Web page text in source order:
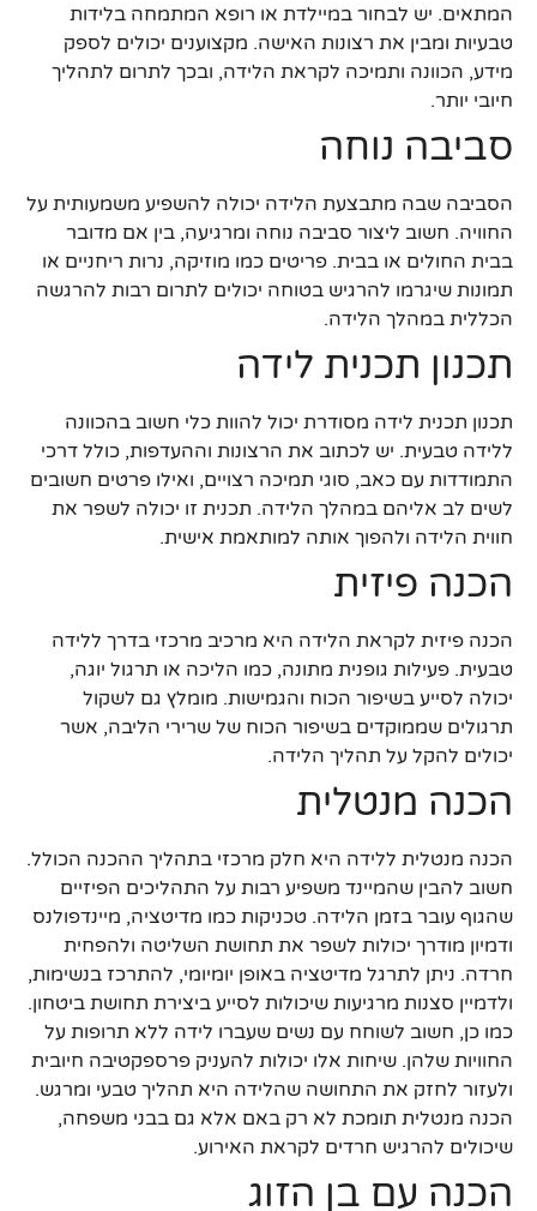
המתאים. יש לבחור במיילדת או רופא המתמחה בלידות
טבעיות ומבין את רצונות האישה. מקצוענים יכולים לספק
מידע, הכוונה ותמיכה לקראת הלידה, ובכך לתרום לתהליך
חיובי יותר.
סביבה נוחה
הסביבה שבה מתבצעת הלידה יכולה להשפיע משמעותית על
החוויה. חשוב ליצור סביבה נוחה ומרגיעה, בין אם מדובר
בבית החולים או בבית. פריטים כמו מוזיקה, נרות ריחניים או
תמונות שיגרמו להרגיש בטוחה יכולים לתרום רבות להרגשה
הכללית במהלך הלידה.
תכנון תכנית לידה
תכנון תכנית לידה מסודרת יכול להוות כלי חשוב בהכוונה
ללידה טבעית. יש לכתוב את הרצונות וההעדפות, כולל דרכי
התמודדות עם כאב, סוגי תמיכה רצויים, ואילו פרטים חשובים
לשים לב אליהם במהלך הלידה. תכנית זו יכולה לשפר את
חווית הלידה ולהפוך אותה למותאמת אישית.
הכנה פיזית
הכנה פיזית לקראת הלידה היא מרכיב מרכזי בדרך ללידה
טבעית. פעילות גופנית מתונה, כמו הליכה או תרגול יוגה,
יכולה לסייע בשיפור הכוח והגמישות. מומלץ גם לשקול
תרגולים שממוקדים בשיפור הכוח של שרירי הליבה, אשר
יכולים להקל על תהליך הלידה.
הכנה מנטלית
הכנה מנטלית ללידה היא חלק מרכזי בתהליך ההכנה הכולל.
חשוב להבין שהמיינד משפיע רבות על התהליכים הפיזיים
שהגוף עובר בזמן הלידה. טכניקות כמו מדיטציה, מיינדפולנס
ודמיון מודרך יכולות לשפר את תחושת השליטה ולהפחית
חרדה. ניתן לתרגל מדיטציה באופן יומיומי, להתרכז בנשימות,
ולדמיין סצנות מרגיעות שיכולות לסייע ביצירת תחושת ביטחון.
כמו כן, חשוב לשוחח עם נשים שעברו לידה ללא תרופות על
החוויות שלהן. שיחות אלו יכולות להעניק פרספקטיבה חיובית
ולעזור לחזק את התחושה שהלידה היא תהליך טבעי ומרגש.
הכנה מנטלית תומכת לא רק באם אלא גם בבני משפחה,
שיכולים להרגיש חרדים לקראת האירוע.
הכנה עם בן הזוג